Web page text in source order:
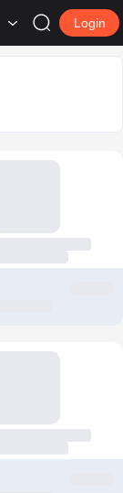
Login